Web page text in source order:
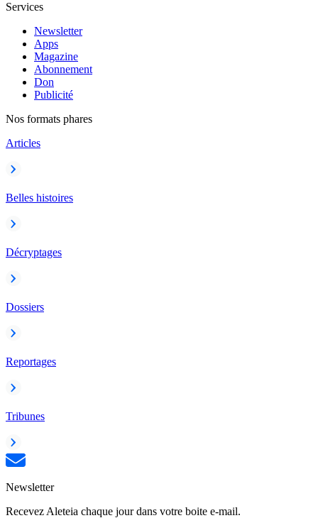
Services
Newsletter
Apps
Magazine
Abonnement
Don
Publicité
Nos formats phares
Articles
Belles histoires
Décryptages
Dossiers
Reportages
Tribunes
Newsletter
Recevez Aleteia chaque jour dans votre boite e-mail.